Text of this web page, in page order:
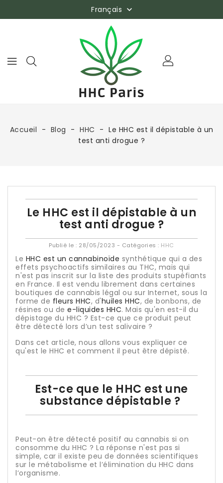
Français 
Accueil Blog HHC
Le HHC est il dépistable à un
test anti drogue ?
Le HHC est il dépistable à un
test anti drogue ?
Publié le : 28/05/2023 - Catégories : HHC
Le HHC est un cannabinoïde synthétique qui a des
effets psychoactifs similaires au THC, mais qui
n'est pas inscrit sur la liste des produits stupéfiants
en France. Il est vendu librement dans certaines
boutiques de cannabis légal ou sur Internet, sous la
forme de fleurs HHC, d'huiles HHC, de bonbons, de
résines ou de e-liquides HHC. Mais qu'en est-il du
dépistage du HHC ? Est-ce que ce produit peut
être détecté lors d’un test salivaire ?
Dans cet article, nous allons vous expliquer ce
qu'est le HHC et comment il peut être dépisté.
Est-ce que le HHC est une
substance dépistable ?
Peut-on être détecté positif au cannabis si on
consomme du HHC ? La réponse n'est pas si
simple, car il existe peu de données scientifiques
sur le métabolisme et l’élimination du HHC dans
l’organisme.